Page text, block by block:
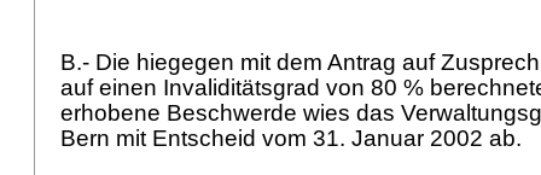
B.- Die hiegegen mit dem Antrag auf
auf einen Invaliditätsgrad von 80 %
erhobene Beschwerde wies das
Bern mit Entscheid vom 31. Januar 2002 ab.